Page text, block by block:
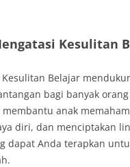
Kesulitan
Belajar
bagi banyak
anak
diri, dan menciptakan
dapat Anda terapkan